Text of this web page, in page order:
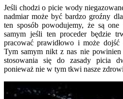
Jeśli chodzi o picie wody
nadmiar może być bardzo groźny
ten sposób powodujemy, że są
samym jeśli ten proceder będzie
pracować prawidłowo i może
Tym samym nikt z nas nie powinien
stosowania się do zasady picia
ponieważ nie w tym tkwi nasze